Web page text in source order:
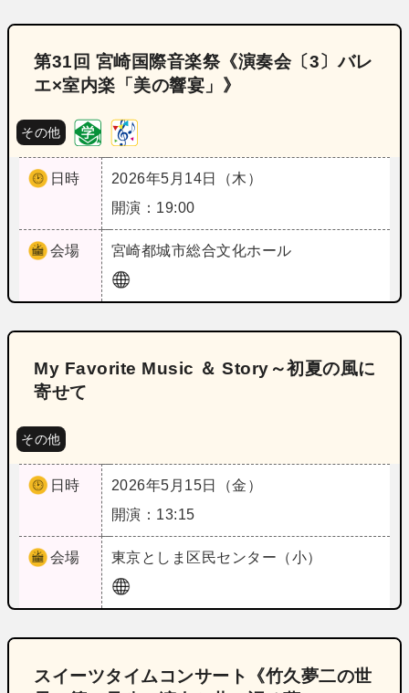
第31回 宮崎国際音楽祭《演奏会〔3〕バレ
エ×室内楽「美の響宴」》
その他
日時
2026年5月14日（木）
開演：19:00
会場 宮崎都城市総合文化ホール
My Favorite Music ＆ Story～初夏の風に
寄せて
その他
日時
2026年5月15日（金）
開演：13:15
会場 東京としま区民センター（小）
スイーツタイムコンサート《竹久夢二の世